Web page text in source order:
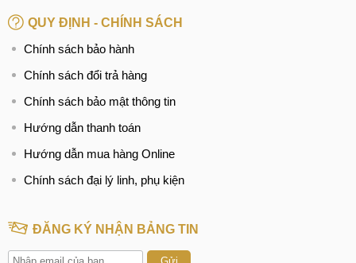
QUY ĐỊNH - CHÍNH SÁCH
Chính sách bảo hành
Chính sách đổi trả hàng
Chính sách bảo mật thông tin
Hướng dẫn thanh toán
Hướng dẫn mua hàng Online
Chính sách đại lý linh, phụ kiện
ĐĂNG KÝ NHẬN BẢNG TIN